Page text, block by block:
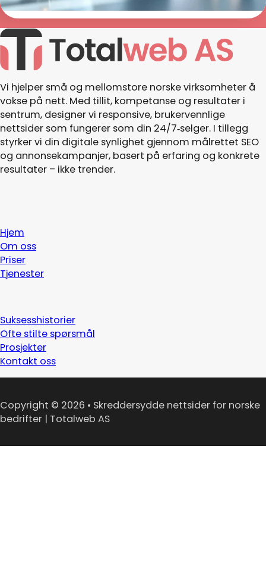
Vi hjelper små og mellomstore norske virksomheter å
vokse på nett. Med tillit, kompetanse og resultater i
sentrum, designer vi responsive, brukervennlige
nettsider som fungerer som din 24/7‑selger. I tillegg
styrker vi din digitale synlighet gjennom målrettet SEO
og annonsekampanjer, basert på erfaring og konkrete
resultater – ikke trender.
Hjem
Om oss
Priser
Tjenester
Suksesshistorier
Ofte stilte spørsmål
Prosjekter
Kontakt oss
Copyright © 2026 • Skreddersydde nettsider for norske
bedrifter | Totalweb AS